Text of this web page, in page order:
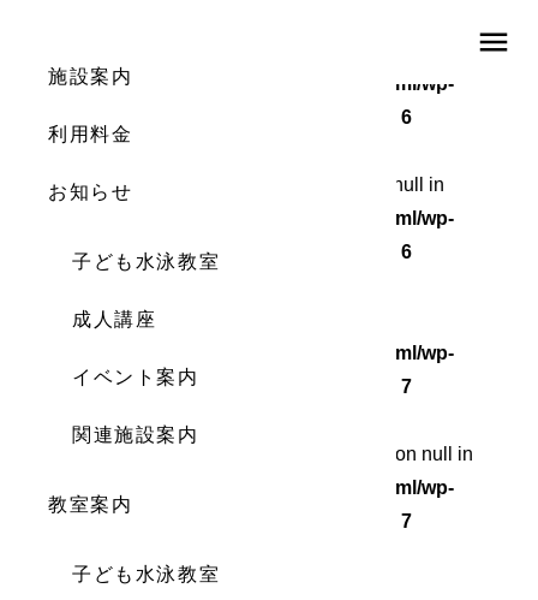
menu
施設案内
利用料金
お知らせ
子ども水泳教室
成人講座
イベント案内
関連施設案内
教室案内
子ども水泳教室
/home/wordstock/numasupo.com/public_html/wp-
6
Warning: Attempt to read property "cat_ID" on null in
/home/wordstock/numasupo.com/public_html/wp-
content/themes/numaspo/single.php
6
Warning: Undefined array key 0 in
/home/wordstock/numasupo.com/public_html/wp-
content/themes/numaspo/single.php
7
: Attempt to read property "cat_name" on null in
/home/wordstock/numasupo.com/public_html/wp-
content/themes/numaspo/single.php
7
: Undefined array key 0 in